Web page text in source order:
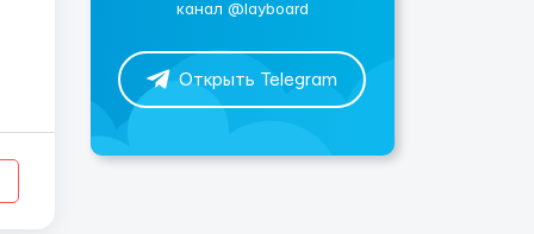
канал @layboard
Открыть Telegram